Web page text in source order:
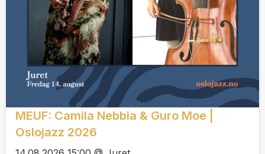
MEUF: Camila Nebbia & Guro Moe |
Oslojazz 2026